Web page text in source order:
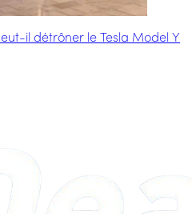
il détrôner le Tesla Model Y